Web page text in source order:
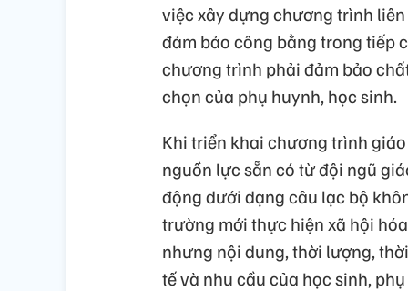
việc xây dựng chương trình
đảm bảo công bằng trong tiếp
chương trình phải đảm bảo
chọn của phụ huynh, học sinh.
Khi triển khai chương trình
nguồn lực sẵn có từ đội ngũ
động dưới dạng câu lạc bộ
trường mới thực hiện xã hội
nhưng nội dung, thời lượng,
tế và nhu cầu của học sinh,